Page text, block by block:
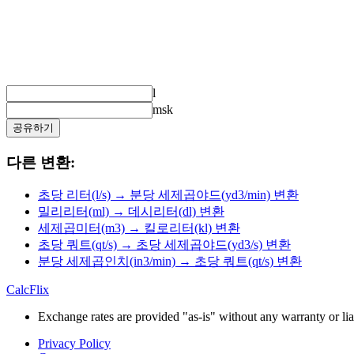
l
msk
공유하기
다른 변환:
초당 리터(l/s) → 분당 세제곱야드(yd3/min) 변환
밀리리터(ml) → 데시리터(dl) 변환
세제곱미터(m3) → 킬로리터(kl) 변환
초당 쿼트(qt/s) → 초당 세제곱야드(yd3/s) 변환
분당 세제곱인치(in3/min) → 초당 쿼트(qt/s) 변환
CalcFlix
Exchange rates are provided "as-is" without any warranty or
Privacy Policy